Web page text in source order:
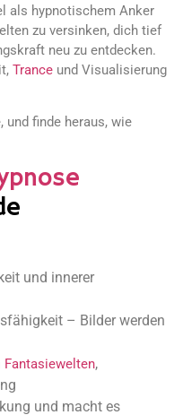
als hypnotischem Anker
zu versinken, dich tief
neu zu entdecken.
Trance und Visualisierung
und finde heraus, wie
und innerer
– Bilder werden
Fantasiewelten,
und macht es